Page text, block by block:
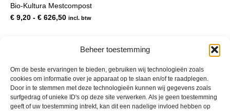
Beheer toestemming
Om de beste ervaringen te bieden, gebruiken wij technologieën zoals
cookies om informatie over je apparaat op te slaan en/of te raadplegen.
Door in te stemmen met deze technologieën kunnen wij gegevens zoals
surfgedrag of unieke ID's op deze site verwerken. Als je geen toestemming
geeft of uw toestemming intrekt, kan dit een nadelige invloed hebben op
gekozen
op
de
productpagina
Bio-Kultura Mestcompost
€ 9,20 - € 626,50Prijsklasse:
€ 626,50
incl. btw